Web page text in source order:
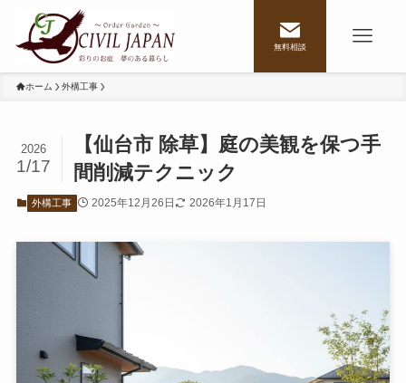
無料相談
ホーム 外構工事
【仙台市 除草】庭の美観を保つ手
間削減テクニック
2026
1/17
外構工事 2025年12月26日 2026年1月17日